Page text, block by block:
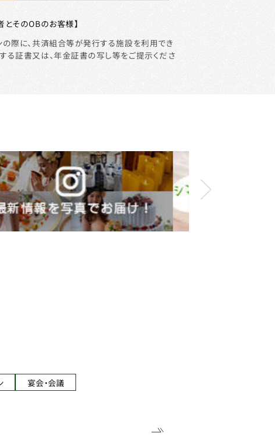
とそのOBのお客様】
の際に、共済組合等が発行する施設を利用でき
る証書又は、年金証書の写し等をご提示くださ
宴会・会議